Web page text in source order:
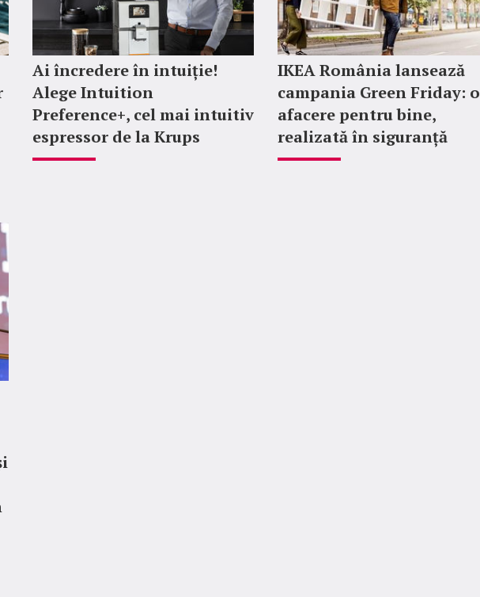
Ai încredere în intuiție!
Alege Intuition
Preference+, cel mai intuitiv
espressor de la Krups
IKEA România lansează
campania Green Friday: o
afacere pentru bine,
realizată în siguranță